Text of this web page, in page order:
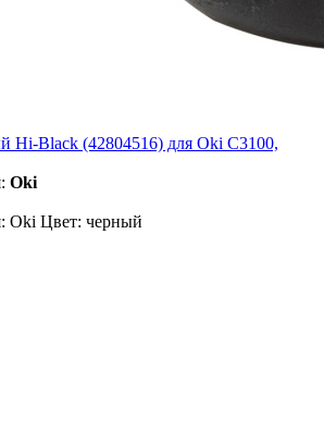
Hi-Black (42804516) для Oki С3100,
Oki
Oki Цвет: черный